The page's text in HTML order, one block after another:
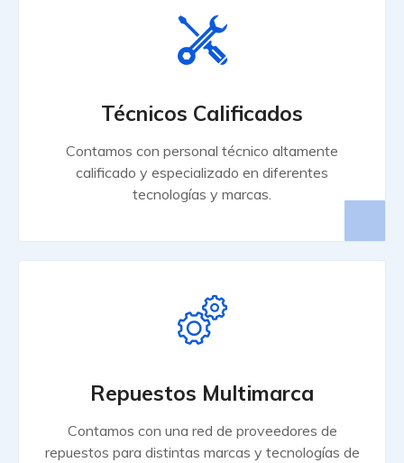
Técnicos Calificados
Contamos con personal técnico altamente
calificado y especializado en diferentes
tecnologías y marcas.
Repuestos Multimarca
Contamos con una red de proveedores de
repuestos para distintas marcas y tecnologías de